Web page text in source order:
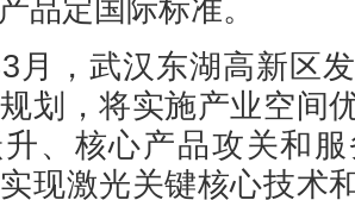
品定国际标准。
，武汉东湖高新区发
划，将实施产业空间
、核心产品攻关和
现激光关键核心技术